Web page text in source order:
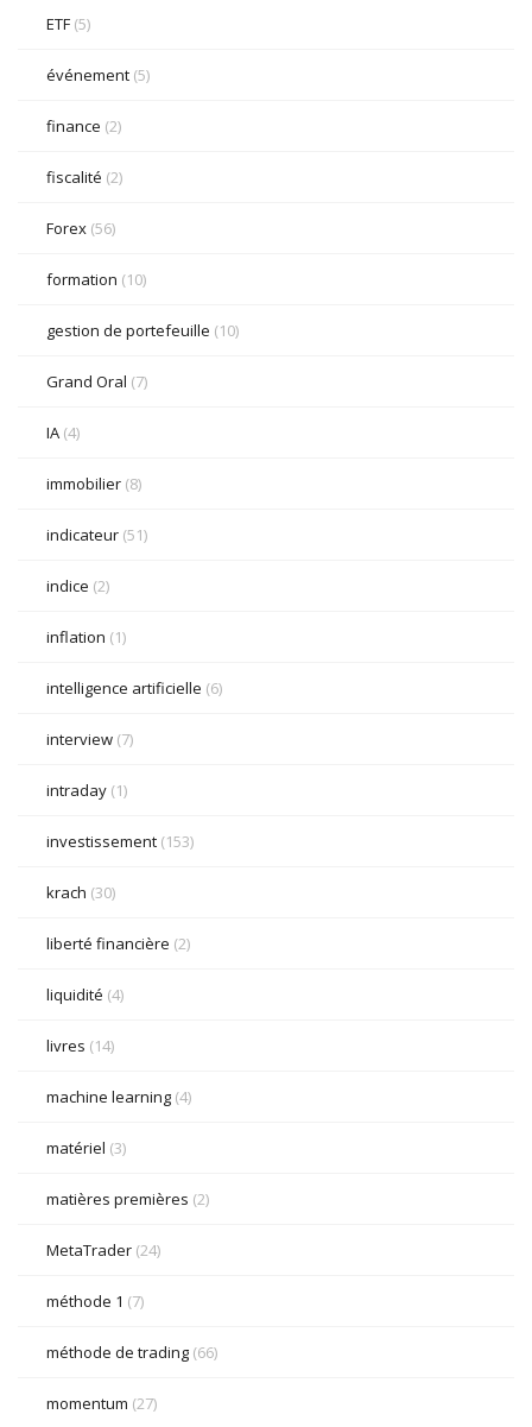
ETF (5)
événement (5)
finance (2)
fiscalité (2)
Forex (56)
formation (10)
gestion de portefeuille (10)
Grand Oral (7)
IA (4)
immobilier (8)
indicateur (51)
indice (2)
inflation (1)
intelligence artificielle (6)
interview (7)
intraday (1)
investissement (153)
krach (30)
liberté financière (2)
liquidité (4)
livres (14)
machine learning (4)
matériel (3)
matières premières (2)
MetaTrader (24)
méthode 1 (7)
méthode de trading (66)
momentum (27)